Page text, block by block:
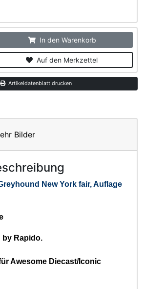
In den Warenkorb
Auf den Merkzettel
Artikeldatenblatt drucken
Bilder
New York fair, Auflage
by Rapido.
Awesome Diecast/Iconic